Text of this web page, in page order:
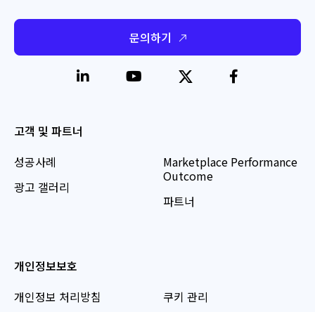
문의하기
고객 및 파트너
성공사례
광고 갤러리
Marketplace Performance
Outcome
파트너
개인정보보호
개인정보 처리방침
쿠키 관리